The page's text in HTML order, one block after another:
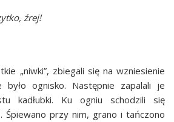
źrej!
„niwki”, zbiegali się na wzniesienie
było ognisko. Następnie zapalali je
kadłubki. Ku ogniu schodzili się
Śpiewano przy nim, grano i tańczono